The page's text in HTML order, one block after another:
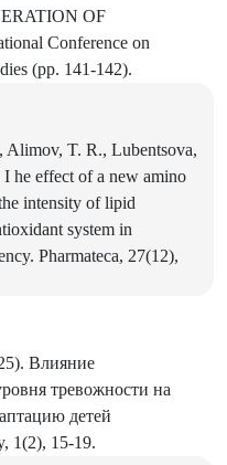
OF
Conference on
(pp. 141-142).
T. R., Lubentsova,
he effect of a new amino
intensity of lipid
system in
Pharmateca, 27(12),
Влияние
тревожности на
детей
1(2), 15-19.